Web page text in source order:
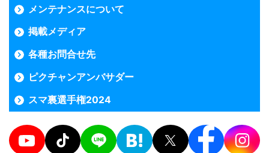
メンテナンスについて
掲載メディア
各種お問合せ先
ピクチャンアンバサダー
スマ裏選手権2024